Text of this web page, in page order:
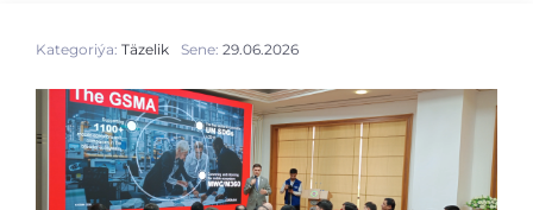
Kategoriýa: Täzelik Sene: 29.06.2026